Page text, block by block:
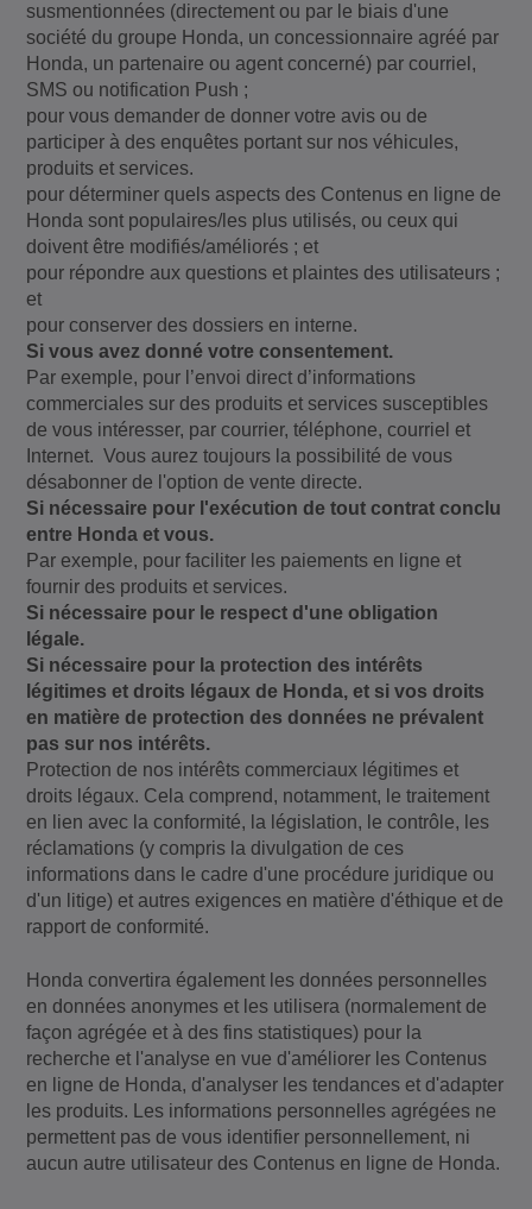
susmentionnées (directement ou par le biais d'une
société du groupe Honda, un concessionnaire agréé par
Honda, un partenaire ou agent concerné) par courriel,
SMS ou notification Push ;
pour vous demander de donner votre avis ou de
participer à des enquêtes portant sur nos véhicules,
produits et services.
pour déterminer quels aspects des Contenus en ligne de
Honda sont populaires/les plus utilisés, ou ceux qui
doivent être modifiés/améliorés ; et
pour répondre aux questions et plaintes des utilisateurs ;
et
pour conserver des dossiers en interne.
Si vous avez donné votre consentement.
Par exemple, pour l’envoi direct d’informations
commerciales sur des produits et services susceptibles
de vous intéresser, par courrier, téléphone, courriel et
Internet. Vous aurez toujours la possibilité de vous
désabonner de l'option de vente directe.
Si nécessaire pour l'exécution de tout contrat conclu
entre Honda et vous.
Par exemple, pour faciliter les paiements en ligne et
fournir des produits et services.
Si nécessaire pour le respect d'une obligation
légale.
Si nécessaire pour la protection des intérêts
légitimes et droits légaux de Honda, et si vos droits
en matière de protection des données ne prévalent
pas sur nos intérêts.
Protection de nos intérêts commerciaux légitimes et
droits légaux. Cela comprend, notamment, le traitement
en lien avec la conformité, la législation, le contrôle, les
réclamations (y compris la divulgation de ces
informations dans le cadre d'une procédure juridique ou
d'un litige) et autres exigences en matière d'éthique et de
rapport de conformité.
Honda convertira également les données personnelles
en données anonymes et les utilisera (normalement de
façon agrégée et à des fins statistiques) pour la
recherche et l'analyse en vue d'améliorer les Contenus
en ligne de Honda, d'analyser les tendances et d'adapter
les produits. Les informations personnelles agrégées ne
permettent pas de vous identifier personnellement, ni
aucun autre utilisateur des Contenus en ligne de Honda.